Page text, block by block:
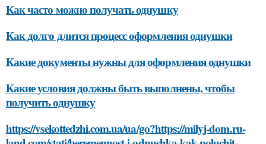
Как часто можно получать однушку
Как долго длится процесс оформления однушки
Какие документы нужны для оформления однушки
Какие условия должны быть выполнены, чтобы
получить однушку
https://vsekottedzhi.com.ua/ua/go?https://milyj-dom.ru-